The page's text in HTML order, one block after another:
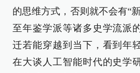
的思维方式，否则就不会有“
至年鉴学派等诸多史学流派
迁若能穿越到当下，看到年
在大谈人工智能时代的史学